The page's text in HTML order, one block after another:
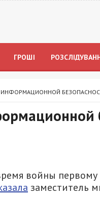
ГРОШІ
ИНФОРМАЦИОННОЙ
войны
заместитель